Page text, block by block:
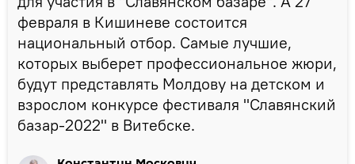
февраля в Кишиневе состоится
национальный отбор. Самые лучшие,
которых выберет профессиональное жюри,
будут представлять Молдову на детском и
взрослом конкурсе фестиваля "Славянский
базар-2022" в Витебске.